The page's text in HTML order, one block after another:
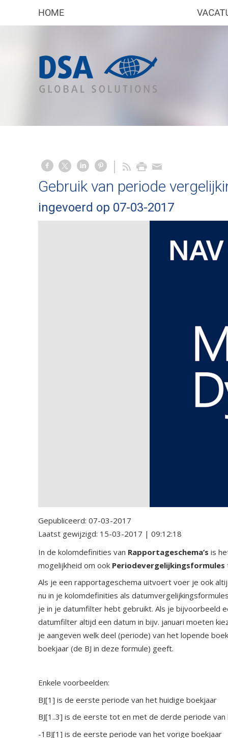
Gebruik van periode
ingevoerd op 07-03-2017
Gepubliceerd: 07-03-2017
Laatst gewijzigd: 15-03-2017 | 09:12:18
In de kolomdefinities van Rapportageschema’s is
mogelijkheid om ook Periodevergelijkingsformules
Als je een rapportageschema uitvoert voer je ook
nu in je kolomdefinities als
je in je datumfilter hebt gebruikt. Als je bijvoorbeeld
datumfilter altijd een datum in bijv. januari moeten
je aangeven welk deel (periode) van het lopende
boekjaar (de BJ in deze formule) geeft.
Enkele voorbeelden:
BJ[1] is de eerste periode van het huidige boekjaar
BJ[1..3] is de eerste tot en met de derde periode
-1BJ[1] is de eerste periode van het vorige boekjaar